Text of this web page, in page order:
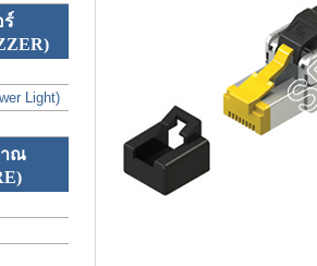
ร์
Light)
ณ